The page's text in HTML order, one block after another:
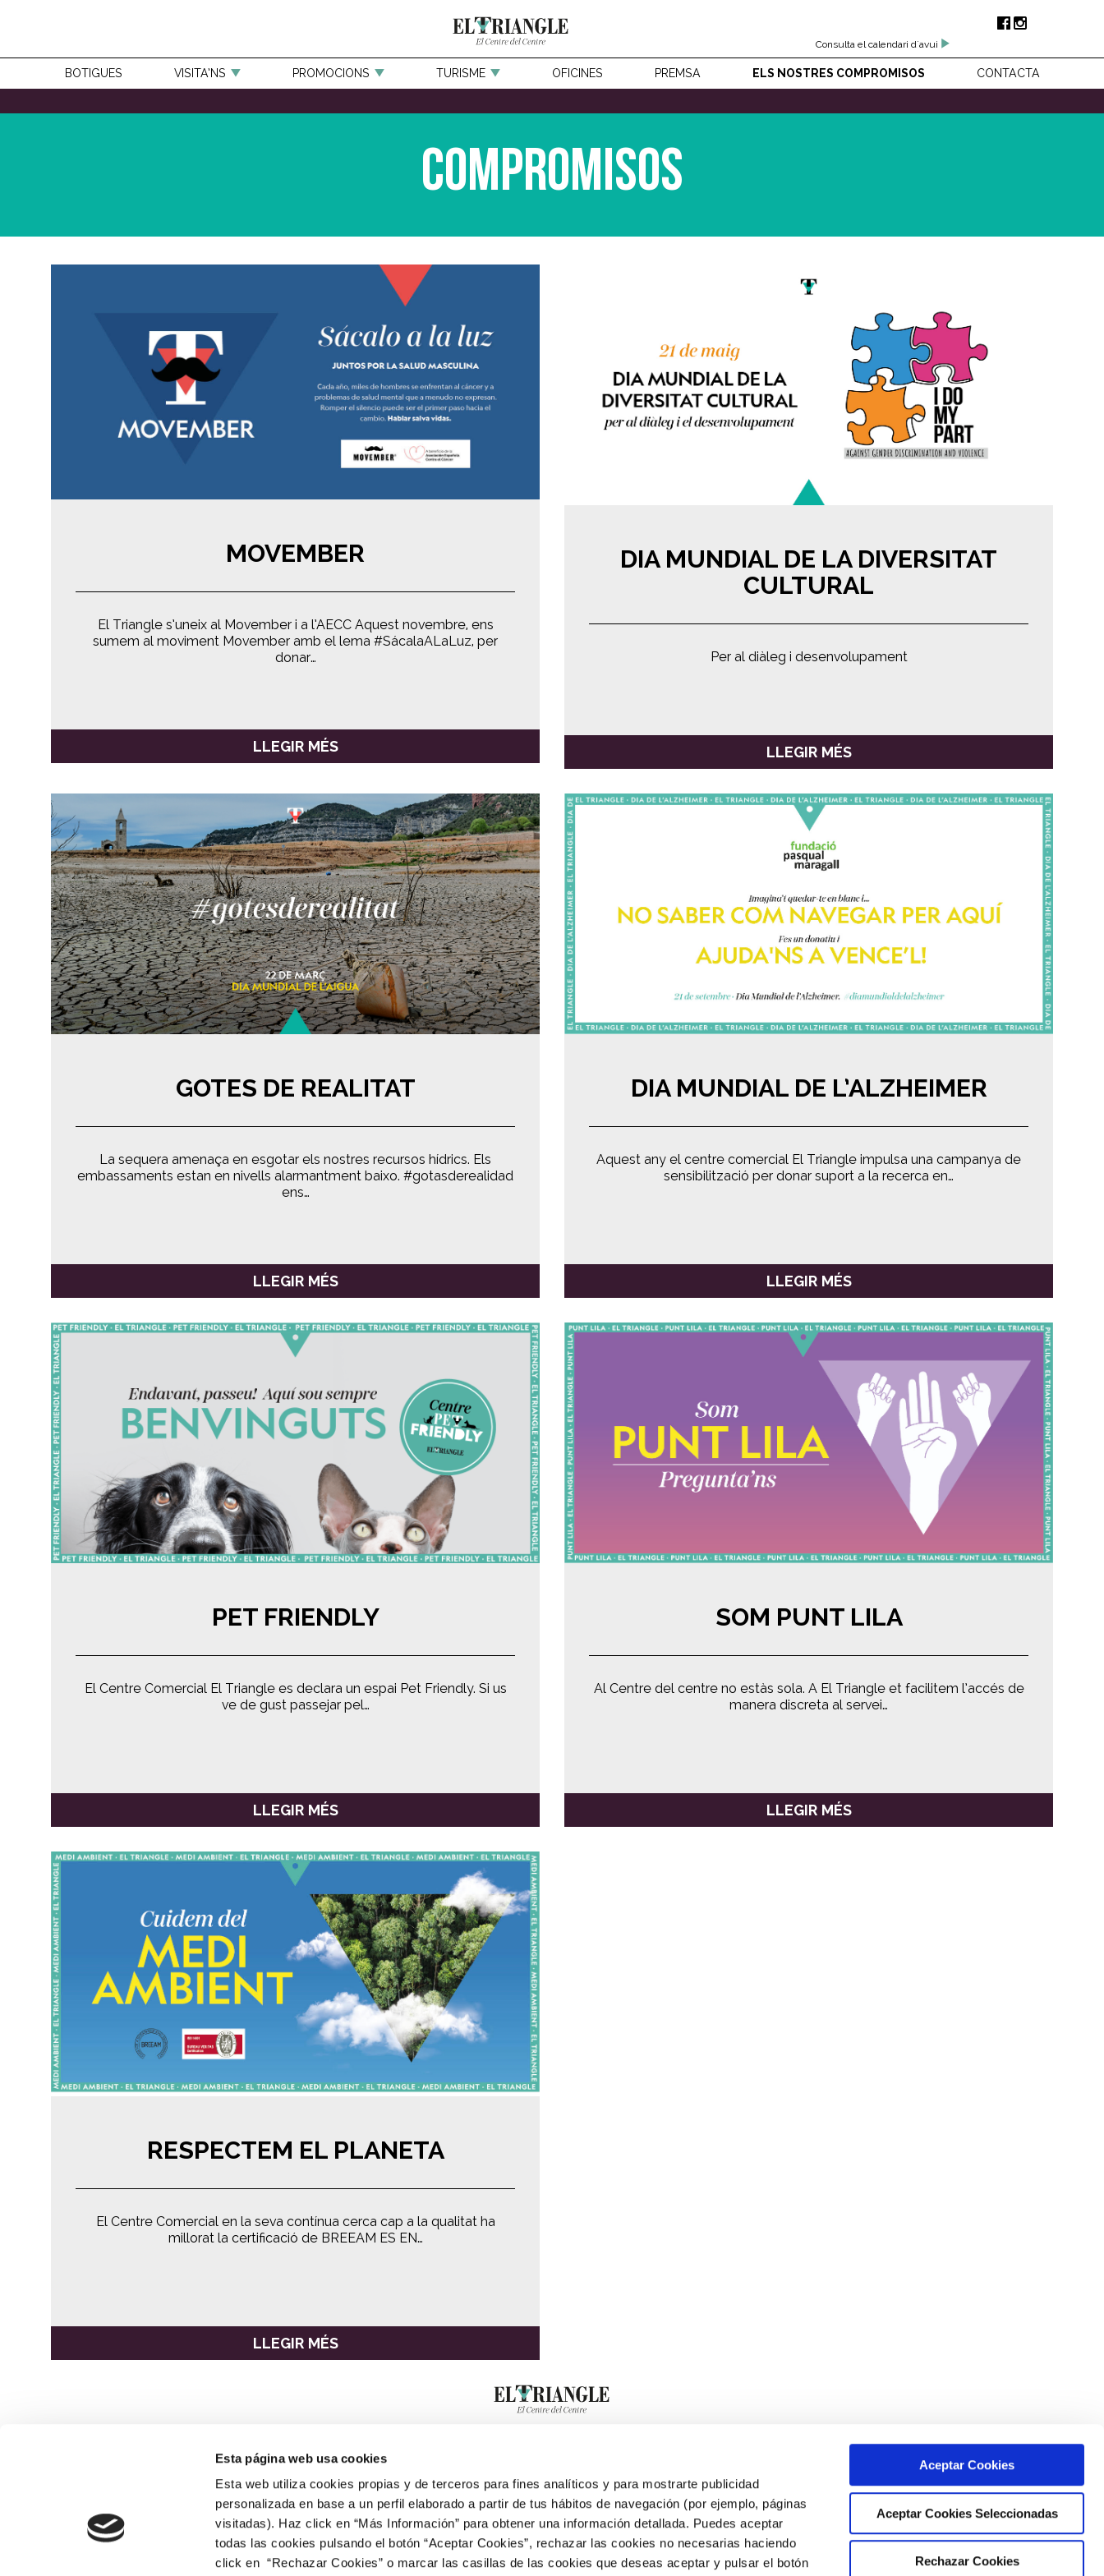
Esta página web usa cookies
Esta web utiliza cookies propias y de terceros para fines analíticos y para mostrarte publicidad
personalizada en base a un perfil elaborado a partir de tus hábitos de navegación (por ejemplo, páginas
visitadas). Haz click en “Más Información” para obtener una información detallada. Puedes aceptar
todas las cookies pulsando el botón “Aceptar Cookies”, rechazar las cookies no necesarias haciendo
click en “Rechazar Cookies” o marcar las casillas de las cookies que deseas aceptar y pulsar el botón
Aceptar Cookies
Aceptar Cookies Seleccionadas
Rechazar Cookies
Consulta el calendari d'avui
BOTIGUES VISITA’NS PROMOCIONS TURISME OFICINES PREMSA ELS NOSTRES COMPROMISOS CONTACTA
Compromisos
MOVEMBER
El Triangle s’uneix al Movember i a l’AECC Aquest novembre, ens
sumem al moviment Movember amb el lema #SácalaALaLuz, per
donar…
LLEGIR MÉS
DIA MUNDIAL DE LA DIVERSITAT
CULTURAL
Per al diàleg i desenvolupament
LLEGIR MÉS
GOTES DE REALITAT
La sequera amenaça en esgotar els nostres recursos hídrics. Els
embassaments estan en nivells alarmantment baixo. #gotasderealidad
ens…
LLEGIR MÉS
DIA MUNDIAL DE L’ALZHEIMER
Aquest any el centre comercial El Triangle impulsa una campanya de
sensibilització per donar suport a la recerca en…
LLEGIR MÉS
PET FRIENDLY
El Centre Comercial El Triangle es declara un espai Pet Friendly. Si us
ve de gust passejar pel…
LLEGIR MÉS
SOM PUNT LILA
Al Centre del centre no estàs sola. A El Triangle et facilitem l’accés de
manera discreta al servei…
LLEGIR MÉS
RESPECTEM EL PLANETA
El Centre Comercial en la seva contínua cerca cap a la qualitat ha
millorat la certificació de BREEAM ES EN…
LLEGIR MÉS
NEWSLETTER APUNTA'T AQUÍ